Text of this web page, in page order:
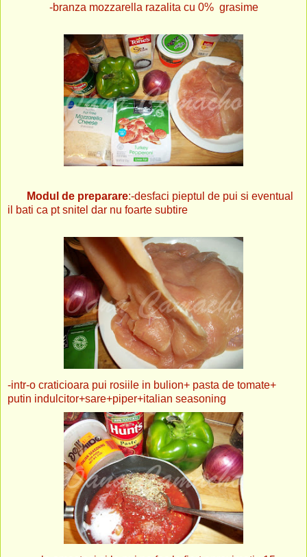
-branza mozzarella razalita cu 0% grasime
Modul de preparare:-desfaci pieptul de pui si eventual
il bati ca pt snitel dar nu foarte subtire
-intr-o craticioara pui rosiile in bulion+ pasta de tomate+
putin indulcitor+sare+piper+italian seasoning